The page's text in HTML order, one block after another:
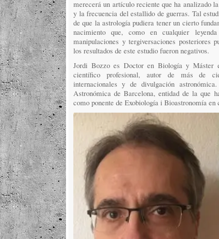
merecerá un artículo reciente que ha analizado
y la frecuencia del estallido de guerras. Tal
de que la astrología pudiera tener un cierto
nacimiento que, como en cualquier
manipulaciones y tergiversaciones posteriores
los resultados de este estudio fueron negativos.
Jordi Bozzo es Doctor en Biología y Máster
científico profesional, autor de más de
internacionales y de divulgación
Astronómica de Barcelona, entidad de la que
como ponente de Exobiología i Bioastronomía en